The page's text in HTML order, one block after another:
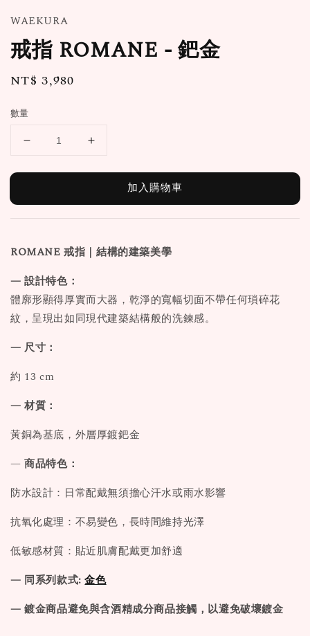
WAEKURA
戒指 ROMANE - 鈀金
Regular
NT$ 3,980
數量
加入購物車
ROMANE 戒指 ｜結構的建築美學
— 設計特色：
體廓形顯得厚實而大器，乾淨的寬幅切面不帶任何瑣碎花
紋，呈現出如同現代建築結構般的洗鍊感。
— 尺寸：
約 13 cm
— 材質：
黃銅為基底，外層厚鍍鈀金
—商品特色：
防水設計：日常配戴無須擔心汗水或雨水影響
抗氧化處理：不易變色，長時間維持光澤
低敏感材質：貼近肌膚配戴更加舒適
— 同系列款式:金色
— 鍍金商品避免與含酒精成分商品接觸，以避免破壞鍍金